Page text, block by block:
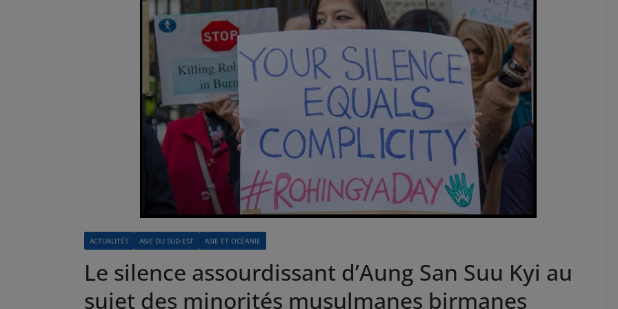
ACTUALITÉS ASIE DU SUD-EST ASIE ET OCÉANIE
Le silence assourdissant d’Aung San Suu Kyi au
sujet des minorités musulmanes birmanes